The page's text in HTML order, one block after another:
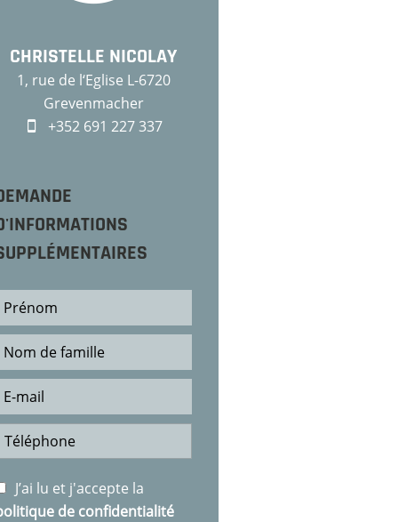
CHRISTELLE NICOLAY
1, rue de l‘Eglise L-6720
Grevenmacher
+352 691 227 337
J’ai lu et j'accepte la
de confidentialité